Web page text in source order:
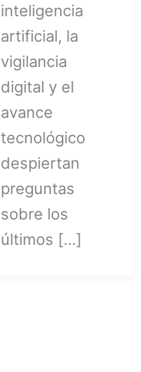
inteligencia
artificial, la
vigilancia
digital y el
avance
tecnológico
despiertan
preguntas
sobre los
últimos […]